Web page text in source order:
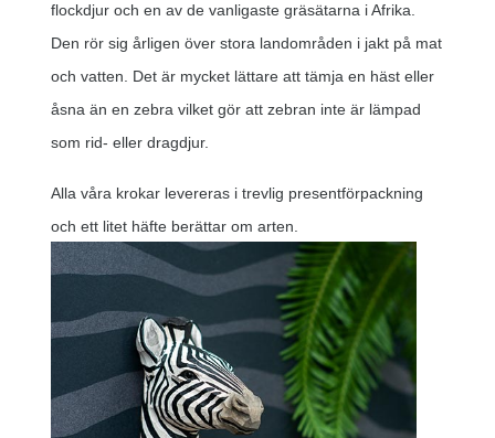
flockdjur och en av de vanligaste gräsätarna i Afrika.
Den rör sig årligen över stora landområden i jakt på mat
och vatten. Det är mycket lättare att tämja en häst eller
åsna än en zebra vilket gör att zebran inte är lämpad
som rid- eller dragdjur.
Alla våra krokar levereras i trevlig presentförpackning
och ett litet häfte berättar om arten.